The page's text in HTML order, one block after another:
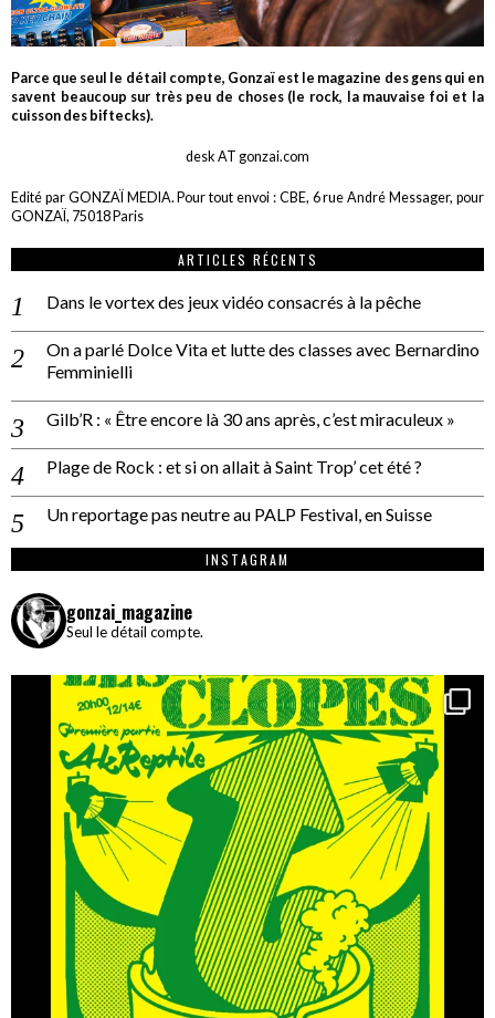
Parce que seul le détail compte, Gonzaï est le magazine des gens qui en
savent beaucoup sur très peu de choses (le rock, la mauvaise foi et la
cuisson des biftecks).
desk AT gonzai.com
Edité par GONZAÏ MEDIA. Pour tout envoi : CBE, 6 rue André Messager, pour
GONZAÏ, 75018 Paris
ARTICLES RÉCENTS
Dans le vortex des jeux vidéo consacrés à la pêche
On a parlé Dolce Vita et lutte des classes avec Bernardino
Femminielli
Gilb’R : « Être encore là 30 ans après, c’est miraculeux »
Plage de Rock : et si on allait à Saint Trop’ cet été ?
Un reportage pas neutre au PALP Festival, en Suisse
INSTAGRAM
gonzai_magazine
Seul le détail compte.